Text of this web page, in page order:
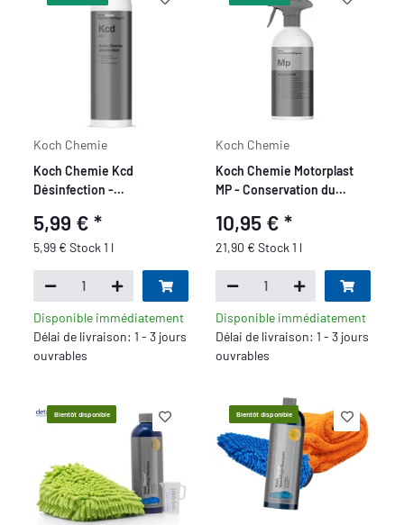
Koch Chemie
Koch Chemie Kcd
Désinfection -
recette recommandée par
l'OMS, 1L
5,99 €*
5,99 € Stock 1 l
Disponible immédiatement
Délai de livraison: 1 - 3 jours
ouvrables
Koch Chemie
Koch Chemie Motorplast
MP - Conservation du
10,95 € *
21,90 € Stock 1 l
Disponible immédiatement
Délai de livraison: 1 - 3 jours
ouvrables
Bientôt disponible Bientôt disponible